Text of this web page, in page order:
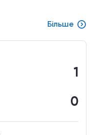
Більше
1
0